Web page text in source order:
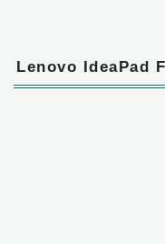
Lenovo IdeaPad